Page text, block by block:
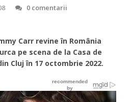
0 comentarii
Carr revine în România
pe scena de la Casa de
Cluj în 17 octombrie 2022.